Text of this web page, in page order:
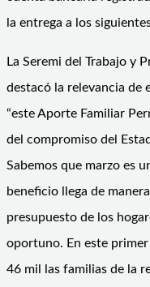
la entrega a los
La Seremi del Trabajo y
destacó la relevancia de
“este Aporte Familiar
del compromiso del
Sabemos que marzo es
beneficio llega de
presupuesto de los
oportuno. En este
46 mil las familias de la